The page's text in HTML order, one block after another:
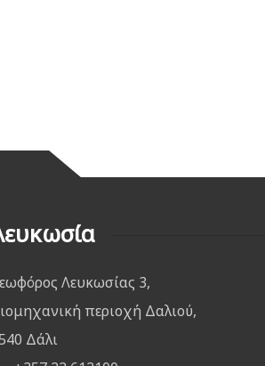
Λευκωσίας 3,
περιοχή Δαλιού,
Δάλι